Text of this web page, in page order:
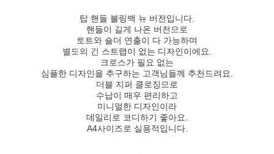
탑 핸들 볼링백 뉴 버전입니다.
핸들이 길게 나온 버전으로
토트와 숄더 연출이 다 가능하며
별도의 긴 스트랩이 없는 디자인이에요.
크로스가 필요 없는
심플한 디자인을 추구하는 고객님들께 추천드려요.
더블 지퍼 클로징으로
수납이 매우 편리하고
미니멀한 디자인이라
데일리로 코디하기 좋아요.
A4사이즈로 실용적입니다.